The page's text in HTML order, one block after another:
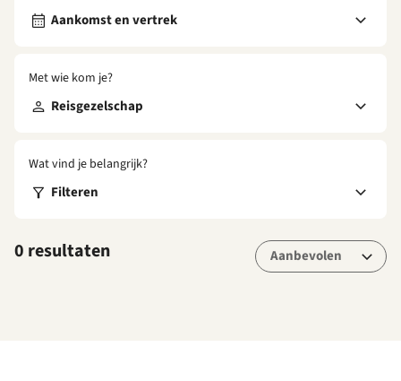
Aankomst en vertrek
Met wie kom je?
Reisgezelschap
Wat vind je belangrijk?
Filteren
0 resultaten